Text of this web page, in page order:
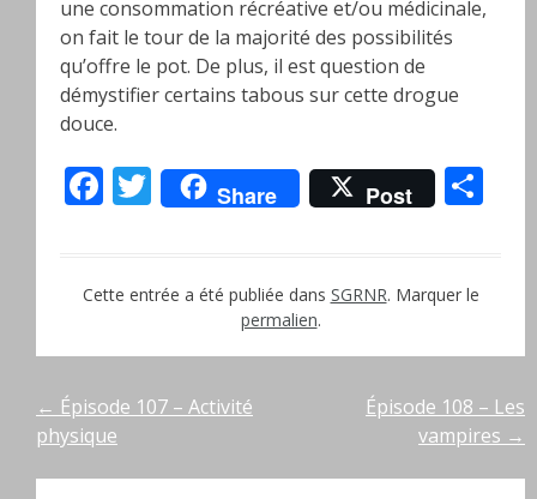
une consommation récréative et/ou médicinale,
on fait le tour de la majorité des possibilités
qu’offre le pot. De plus, il est question de
démystifier certains tabous sur cette drogue
douce.
Facebook
Twitter
Share Post
Cette entrée a été publiée dans SGRNR. Marquer le
permalien.
Navigation
de
← Épisode 107 – Activité
physique
Épisode 108 – Les
vampires →